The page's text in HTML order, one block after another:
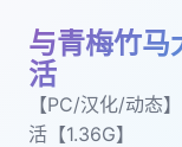
与青梅竹马
活
【PC/汉化/动态
活【1.36G】